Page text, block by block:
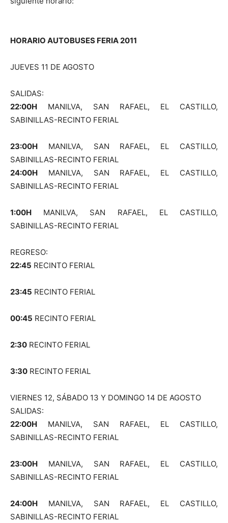
HORARIO AUTOBUSES FERIA 2011
JUEVES 11 DE AGOSTO
SALIDAS:
22:00H MANILVA, SAN RAFAEL, EL CASTILLO,
SABINILLAS-RECINTO FERIAL
23:00H MANILVA, SAN RAFAEL, EL CASTILLO,
SABINILLAS-RECINTO FERIAL
24:00H MANILVA, SAN RAFAEL, EL CASTILLO,
SABINILLAS-RECINTO FERIAL
1:00H MANILVA, SAN RAFAEL, EL CASTILLO,
SABINILLAS-RECINTO FERIAL
REGRESO:
22:45 RECINTO FERIAL
23:45 RECINTO FERIAL
00:45 RECINTO FERIAL
2:30 RECINTO FERIAL
3:30 RECINTO FERIAL
VIERNES 12, SÁBADO 13 Y DOMINGO 14 DE AGOSTO
SALIDAS:
22:00H MANILVA, SAN RAFAEL, EL CASTILLO,
SABINILLAS-RECINTO FERIAL
23:00H MANILVA, SAN RAFAEL, EL CASTILLO,
SABINILLAS-RECINTO FERIAL
24:00H MANILVA, SAN RAFAEL, EL CASTILLO,
SABINILLAS-RECINTO FERIAL